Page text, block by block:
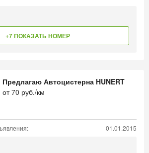
+7 ПОКАЗАТЬ НОМЕР
Предлагаю Автоцистерна HUNERT
от70 руб./км
01.01.2015